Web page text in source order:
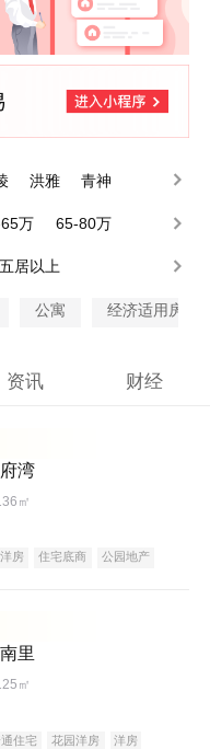
洪雅 青神
万
65-80万
五居以上
公寓 经济适用房
资讯 财经
湾
㎡
房 住宅底商 公园地产
里
㎡
住宅 花园洋房
洋房